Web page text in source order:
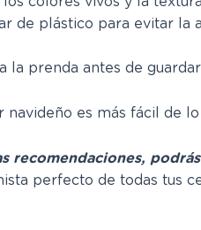
de plástico para evitar la
la prenda antes de
navideño es más fácil de
recomendaciones,
perfecto de todas tus